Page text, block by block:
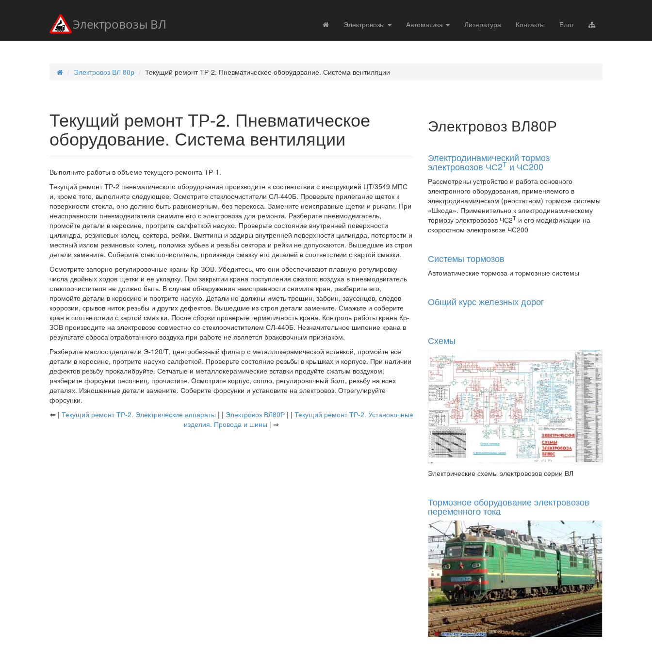
Электровозы ВЛ Электровозы Автоматика Литература Контакты Блог
Электровоз ВЛ 80р Текущий ремонт ТР-2. Пневматическое оборудование. Система вентиляции
Текущий ремонт ТР-2. Пневматическое
оборудование. Система вентиляции
Выполните работы в объеме текущего ремонта ТР-1.
Текущий ремонт ТР-2 пневматического оборудования производите в соответствии с инструкцией ЦТ/3549 МПС
и, кроме того, выполните следующее. Осмотрите стеклоочистители СЛ-440Б. Проверьте прилегание щеток к
поверхности стекла, оно должно быть равномерным, без перекоса. Замените неисправные щетки и рычаги. При
неисправности пневмодвигателя снимите его с электровоза для ремонта. Разберите пневмодвигатель,
промойте детали в керосине, протрите салфеткой насухо. Проверьте состояние внутренней поверхности
цилиндра, резиновых колец, сектора, рейки. Вмятины и задиры внутренней поверхности цилиндра, потертости и
местный излом резиновых колец, поломка зубьев и резьбы сектора и рейки не допускаются. Вышедшие из строя
детали замените. Соберите стеклоочиститель, произведя смазку его деталей в соответствии с картой смазки.
Осмотрите запорно-регулировочные краны Кр-ЗОВ. Убедитесь, что они обеспечивают плавную регулировку
числа двойных ходов щетки и ее укладку. При закрытии крана поступления сжатого воздуха в пневмодвигатель
стеклоочистителя не должно быть. В случае обнаружения неисправности снимите кран, разберите его,
промойте детали в керосине и протрите насухо. Детали не должны иметь трещин, забоин, заусенцев, следов
коррозии, срывов ниток резьбы и других дефектов. Вышедшие из строя детали замените. Смажьте и соберите
кран в соответствии с картой смаз ки. После сборки проверьте герметичность крана. Контроль работы крана Кр-
ЗОВ производите на электровозе совместно со стеклоочистителем СЛ-440Б. Незначительное шипение крана в
результате сброса отработанного воздуха при работе не является браковочным признаком.
Разберите маслоотделители Э-120/Т, центробежный фильтр с металлокерамической вставкой, промойте все
детали в керосине, протрите насухо салфеткой. Проверьте состояние резьбы в крышках и корпусе. При наличии
дефектов резьбу прокалибруйте. Сетчатые и металлокерамические вставки продуйте сжатым воздухом;
разберите форсунки песочниц, прочистите. Осмотрите корпус, сопло, регулировочный болт, резьбу на всех
деталях. Изношенные детали замените. Соберите форсунки и установите на электровоз. Отрегулируйте
форсунки.
⇐ | Текущий ремонт ТР-2. Электрические аппараты | | Электровоз ВЛ80Р| | Текущий ремонт ТР-2. Установочные
изделия. Провода и шины | ⇒
Электровоз ВЛ80Р
Электродинамический тормоз
электровозов ЧС2Т и ЧС200
Рассмотрены устройство и работа основного
электронного оборудования, применяемого в
электродинамическом (реостатном) тормозе системы
«Шкода». Применительно к электродинамическому
тормозу электровозов ЧС2Т и его модификации на
скоростном электровозе ЧС200
Системы тормозов
Автоматические тормоза и тормозные системы
Общий курс железных дорог
Схемы
Электрические схемы электровозов серии ВЛ
Тормозное оборудование электровозов
переменного тока